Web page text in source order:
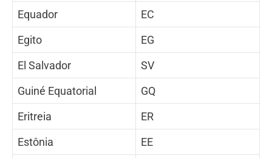
Equador
EC
Egito
EG
El Salvador
SV
Guiné Equatorial
GQ
Eritreia
ER
Estônia
EE